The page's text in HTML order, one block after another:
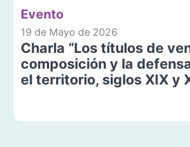
Evento
19 de Mayo de 2026
Charla “Los títulos de
composición y la
el territorio, siglos XIX y